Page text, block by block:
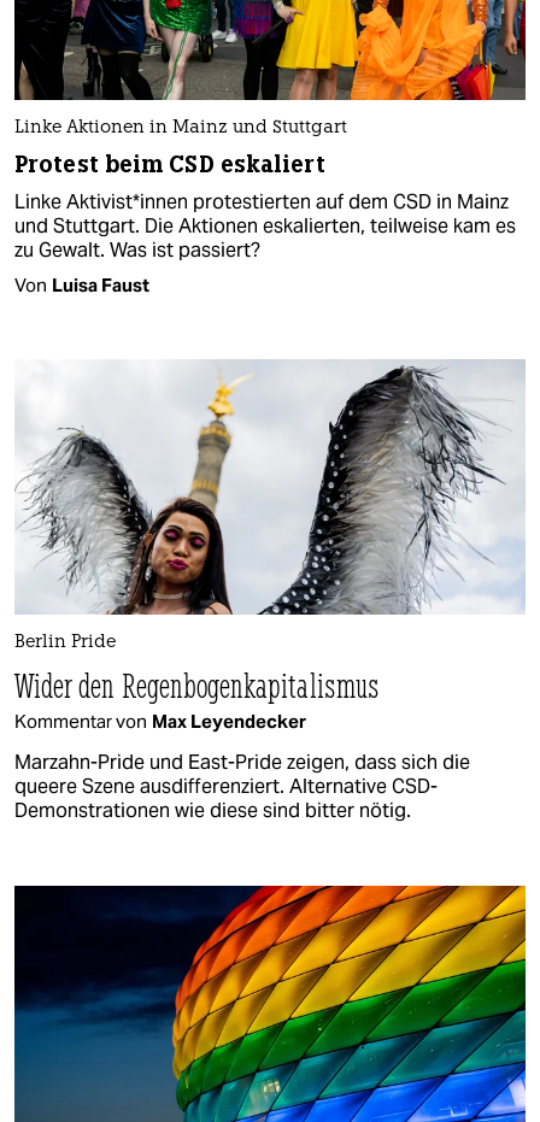
Linke Aktionen in Mainz und Stuttgart
Protest beim CSD eskaliert
Linke Ak­ti­vis­t*in­nen protestierten auf dem CSD in Mainz
und Stuttgart. Die Aktionen eskalierten, teilweise kam es
zu Gewalt. Was ist passiert?
Von Luisa Faust
Berlin Pride
Wider den Regenbogenkapitalismus
Kommentar von Max Leyendecker
Marzahn-Pride und East-Pride zeigen, dass sich die
queere Szene ausdifferenziert. Alternative CSD-
Demonstrationen wie diese sind bitter nötig.